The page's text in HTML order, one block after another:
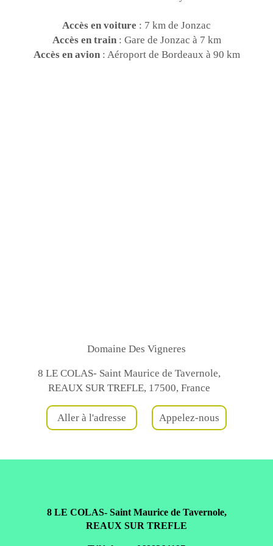
Accès en voiture : 7 km de Jonzac
Accès en train: Gare de Jonzac à 7 km
Accès en avion: Aéroport de Bordeaux à 90 km
Domaine Des Vigneres
8 LE COLAS- Saint Maurice de Tavernole,
REAUX SUR TREFLE, 17500, France
Aller à l'adresse Appelez-nous
8 LE COLAS- Saint Maurice de Tavernole,
REAUX SUR TREFLE